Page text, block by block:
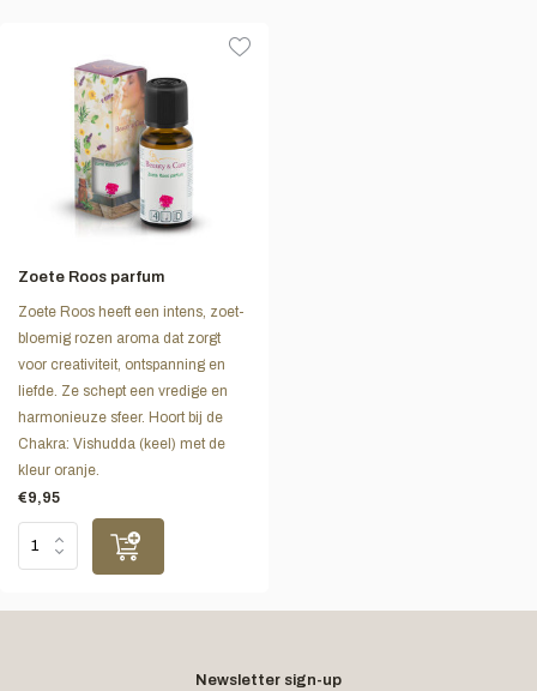
Zoete Roos parfum
Zoete Roos heeft een intens, zoet-
bloemig rozen aroma dat zorgt
voor creativiteit, ontspanning en
liefde. Ze schept een vredige en
harmonieuze sfeer. Hoort bij de
Chakra: Vishudda (keel) met de
kleur oranje.
€9,95
Newsletter sign-up